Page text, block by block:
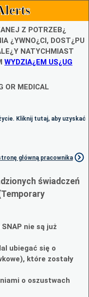
Z POTRZEB¿
¿YWNO¿CI, DOST¿PU
NATYCHMIAST
WYDZIA¿EM US¿UG
OR MEDICAL
Kliknij tutaj, aby uzyskać
główną pracownika
świadczeń
nie są już
ubiegać się o
które zostały
o oszustwach